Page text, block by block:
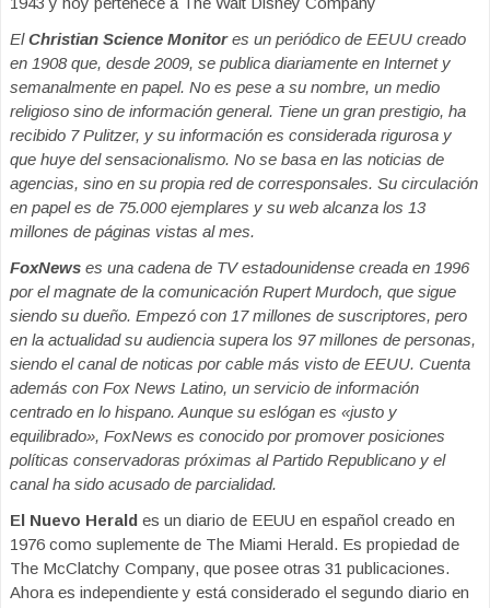
ElChristian Science Monitores un periódico de EEUU creado
en 1908 que, desde 2009, se publica diariamente en Internet y
semanalmente en papel. No es pese a su nombre, un medio
religioso sino de información general. Tiene un gran prestigio, ha
recibido 7 Pulitzer, y su información es considerada rigurosa y
que huye del sensacionalismo. No se basa en las noticias de
agencias, sino en su propia red de corresponsales. Su circulación
en papel es de 75.000 ejemplares y su web alcanza los 13
millones de páginas vistas al mes.
FoxNews es una cadena de TV estadounidense creada en 1996
por el magnate de la comunicación Rupert Murdoch, que sigue
siendo su dueño. Empezó con 17 millones de suscriptores, pero
en la actualidad su audiencia supera los 97 millones de personas,
siendo el canal de noticas por cable más visto de EEUU. Cuenta
además con Fox News Latino, un servicio de información
centrado en lo hispano. Aunque su eslógan es «justo y
equilibrado», FoxNews es conocido por promover posiciones
políticas conservadoras próximas al Partido Republicano y el
canal ha sido acusado de parcialidad.
El Nuevo Herald es un diario de EEUU en español creado en
1976 como suplemente de The Miami Herald. Es propiedad de
The McClatchy Company, que posee otras 31 publicaciones.
Ahora es independiente y está considerado el segundo diario en